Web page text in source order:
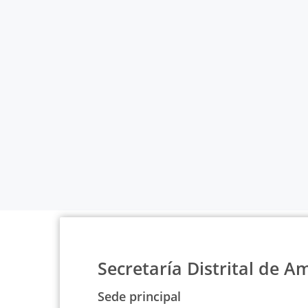
Secretaría Distrital de
Sede principal